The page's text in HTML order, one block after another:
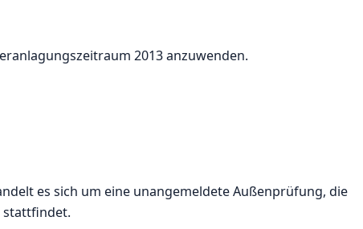
2013 anzuwenden.
es sich um eine unangemeldete Außenprüfung, die
stattfindet.